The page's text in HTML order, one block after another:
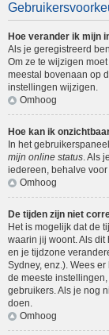
Hoe verander ik mijn
Als je geregistreerd
Om ze te wijzigen
meestal bovenaan op
instellingen wijzigen.
Omhoog
Hoe kan ik
In het
mijn online status. Als
iedereen, behalve
Omhoog
De tijden zijn niet
Het is mogelijk dat de
waarin jij woont. Als
en je tijdzone
Sydney, enz.). Wees
de meeste
gebruikers. Als je nog
doen.
Omhoog